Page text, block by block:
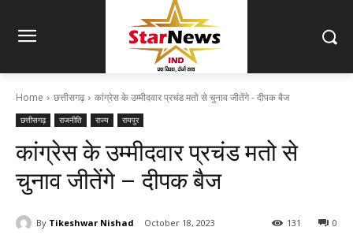
Home छत्तीसगढ़ कांग्रेस के उम्मीदवार प्रचंड मतो से चुनाव जीतेंगे - दीपक बैज
छत्तीसगढ़ राजनीति राज्य रायपुर
कांग्रेस के उम्मीदवार प्रचंड मतो से
चुनाव जीतेंगे – दीपक बैज
By Tikeshwar Nishad October 18, 2023 0
131